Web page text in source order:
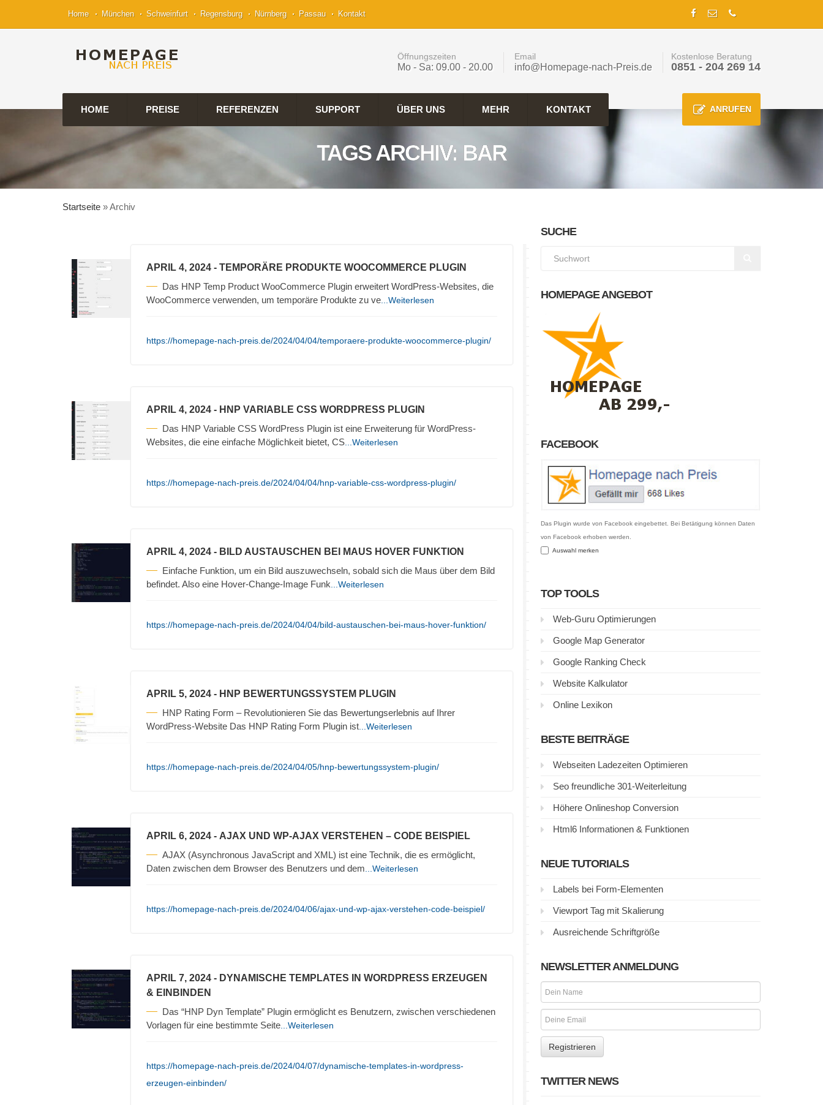
Home München Schweinfurt Regensburg Nürnberg Passau Kontakt
Öffnungszeiten
Mo - Sa: 09.00 - 20.00
Email
info@Homepage-nach-Preis.de
Kostenlose Beratung
0851 - 204 269 14
HOME PREISE REFERENZEN SUPPORT ÜBER UNS MEHR KONTAKT ANRUFEN
TAGS ARCHIV: BAR
Startseite »Archiv
APRIL 4, 2024 - TEMPORÄRE PRODUKTE WOOCOMMERCE PLUGIN
Das HNP Temp Product WooCommerce Plugin erweitert WordPress-Websites, die
WooCommerce verwenden, um temporäre Produkte zu ve ...Weiterlesen
https://homepage-nach-preis.de/2024/04/04/temporaere-produkte-woocommerce-plugin/
APRIL 4, 2024 - HNP VARIABLE CSS WORDPRESS PLUGIN
Das HNP Variable CSS WordPress Plugin ist eine Erweiterung für WordPress-
Websites, die eine einfache Möglichkeit bietet, CS ...Weiterlesen
https://homepage-nach-preis.de/2024/04/04/hnp-variable-css-wordpress-plugin/
APRIL 4, 2024 - BILD AUSTAUSCHEN BEI MAUS HOVER FUNKTION
Einfache Funktion, um ein Bild auszuwechseln, sobald sich die Maus über dem Bild
befindet. Also eine Hover-Change-Image Funk ...Weiterlesen
https://homepage-nach-preis.de/2024/04/04/bild-austauschen-bei-maus-hover-funktion/
APRIL 5, 2024 - HNP BEWERTUNGSSYSTEM PLUGIN
HNP Rating Form – Revolutionieren Sie das Bewertungserlebnis auf Ihrer
WordPress-Website Das HNP Rating Form Plugin ist ...Weiterlesen
https://homepage-nach-preis.de/2024/04/05/hnp-bewertungssystem-plugin/
APRIL 6, 2024 - AJAX UND WP-AJAX VERSTEHEN – CODE BEISPIEL
AJAX (Asynchronous JavaScript and XML) ist eine Technik, die es ermöglicht,
Daten zwischen dem Browser des Benutzers und dem ...Weiterlesen
https://homepage-nach-preis.de/2024/04/06/ajax-und-wp-ajax-verstehen-code-beispiel/
APRIL 7, 2024 - DYNAMISCHE TEMPLATES IN WORDPRESS ERZEUGEN
& EINBINDEN
Das “HNP Dyn Template” Plugin ermöglicht es Benutzern, zwischen verschiedenen
Vorlagen für eine bestimmte Seite ...Weiterlesen
https://homepage-nach-preis.de/2024/04/07/dynamische-templates-in-wordpress-
erzeugen-einbinden/
SUCHE
HOMEPAGE ANGEBOT
FACEBOOK
Das Plugin wurde von Facebook eingebettet. Bei Betätigung können Daten
von Facebook erhoben werden.
Auswahl merken
TOP TOOLS
Web-Guru Optimierungen
Google Map Generator
Google Ranking Check
Website Kalkulator
Online Lexikon
BESTE BEITRÄGE
Webseiten Ladezeiten Optimieren
Seo freundliche 301-Weiterleitung
Höhere Onlineshop Conversion
Html6 Informationen & Funktionen
NEUE TUTORIALS
Labels bei Form-Elementen
Viewport Tag mit Skalierung
Ausreichende Schriftgröße
NEWSLETTER ANMELDUNG
TWITTER NEWS